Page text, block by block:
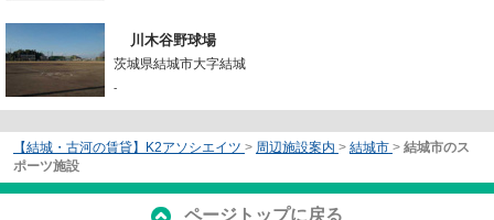
川木谷野球場
茨城県結城市大字結城
-
【結城・古河の賃貸】K2アソシエイツ > 周辺施設案内 > 結城市 > 結城市のス
ポーツ施設
ページトップに戻る